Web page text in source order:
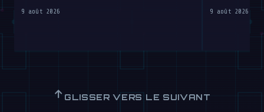
9 août 2026 9 août 2026
↑ GLISSER VERS LE SUIVANT